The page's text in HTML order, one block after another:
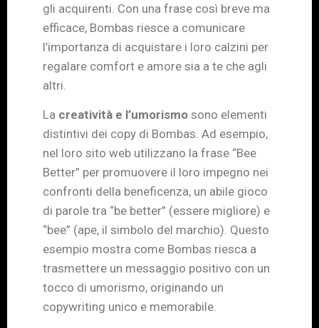
gli acquirenti. Con una frase così breve ma
efficace, Bombas riesce a comunicare
l’importanza di acquistare i loro calzini per
regalare comfort e amore sia a te che agli
altri.
La creatività e l’umorismo sono elementi
distintivi dei copy di Bombas. Ad esempio,
nel loro sito web utilizzano la frase “Bee
Better” per promuovere il loro impegno nei
confronti della beneficenza, un abile gioco
di parole tra “be better” (essere migliore) e
“bee” (ape, il simbolo del marchio). Questo
esempio mostra come Bombas riesca a
trasmettere un messaggio positivo con un
tocco di umorismo, originando un
copywriting unico e memorabile.